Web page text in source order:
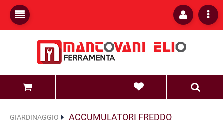
GIARDINAGGIO ACCUMULATORI FREDDO